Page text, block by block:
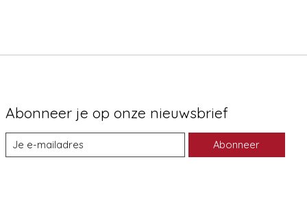
Abonneer je op onze nieuwsbrief
Abonneer